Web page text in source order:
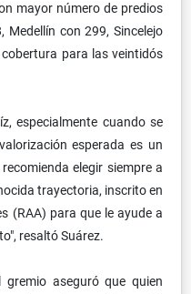
mayor número de predios
Medellín con 299, Sincelejo
para las veintidós
especialmente cuando se
esperada es un
elegir siempre a
trayectoria, inscrito en
(RAA) para que le ayude a
resaltó Suárez.
gremio aseguró que quien